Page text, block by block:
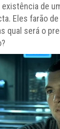
existência de
Eles farão
qual será o